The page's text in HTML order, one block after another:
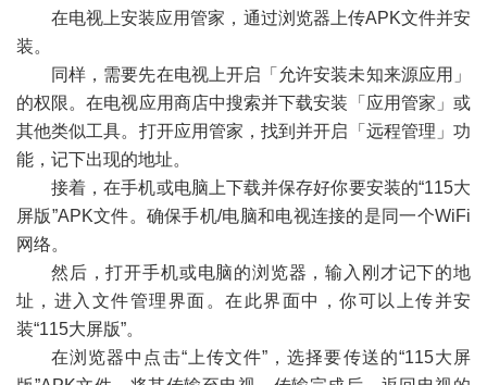
在电视上安装应用管家，通过浏览器上传APK文件并安
装。
同样，需要先在电视上开启「允许安装未知来源应用」
的权限。在电视应用商店中搜索并下载安装「应用管家」或
其他类似工具。打开应用管家，找到并开启「远程管理」功
能，记下出现的地址。
接着，在手机或电脑上下载并保存好你要安装的“115大
屏版”APK文件。确保手机/电脑和电视连接的是同一个WiFi
网络。
然后，打开手机或电脑的浏览器，输入刚才记下的地
址，进入文件管理界面。在此界面中，你可以上传并安
装“115大屏版”。
在浏览器中点击“上传文件”，选择要传送的“115大屏